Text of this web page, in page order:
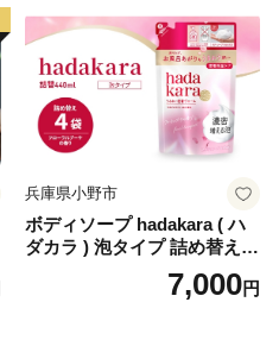
蓄 防災 エコ 消耗品 生活雑貨
生活用品 無香料 トイレット
ペーパー ダブル といれっと
ぺーぱー トイレ クレシア ト
イレットペーパー [BDBH002
-1]
兵庫県小野市
ボディソープ hadakara ( ハ
ダカラ ) 泡タイプ 詰め替え 4
40ml×4袋 ボディーソープ 泡
ボディソープ 泡 日用品 消耗
7,000円